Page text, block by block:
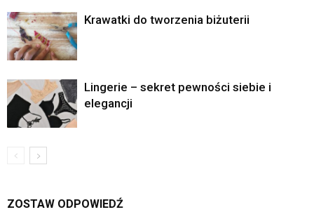
Krawatki do tworzenia biżuterii
Lingerie – sekret pewności siebie i
elegancji
ZOSTAW ODPOWIEDŹ